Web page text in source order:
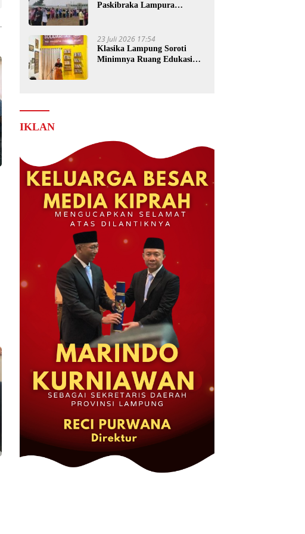
Paskibraka Lampura
23 Juli 2026 17:54
Klasika Lampung Soroti
Minimnya Ruang Edukasi
IKLAN